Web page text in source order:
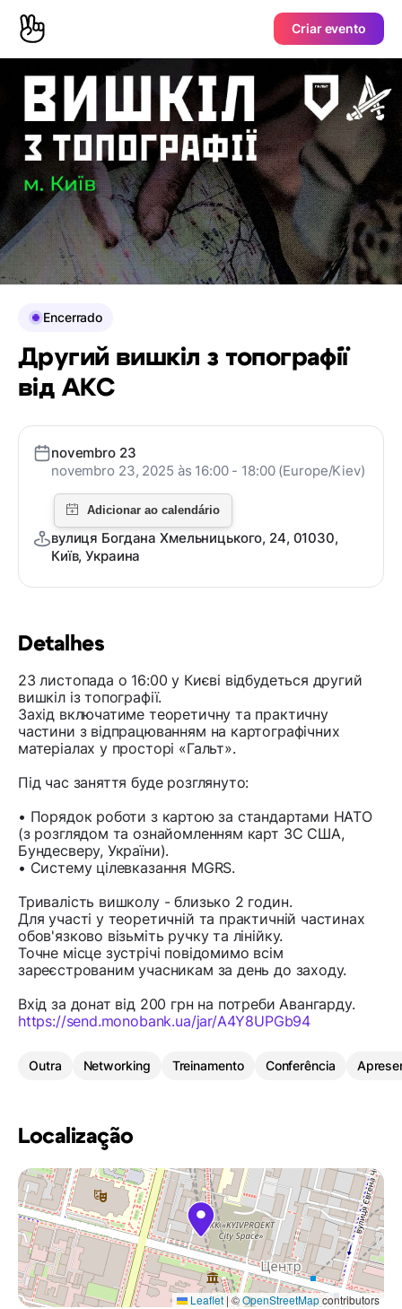
Criar evento
Detalhes
23 листопада о 16:00 у Києві відбудеться другий
вишкіл із топографії.
Захід включатиме теоретичну та практичну
частини з відпрацюванням на картографічних
матеріалах у просторі «Гальт».
Під час заняття буде розглянуто:
• Порядок роботи з картою за стандартами НАТО
(з розглядом та ознайомленням карт ЗС США,
Бундесверу, України).
• Систему цілевказання MGRS.
Тривалість вишколу - близько 2 годин.
Для участі у теоретичній та практичній частинах
обов'язково візьміть ручку та лінійку.
Точне місце зустрічі повідомимо всім
зареєстрованим учасникам за день до заходу.
Вхід за донат від 200 грн на потреби Авангарду.
https://send.monobank.ua/jar/A4Y8UPGb94
Outra Networking Treinamento Conferência
Localização
Leaflet|©OpenStreetMapcontributors
Encerrado
Другий вишкіл з топографії
від АКС
novembro 23
novembro 23, 2025 às 16:00 - 18:00 (Europe/Kiev)
вулиця Богдана Хмельницького, 24, 01030,
Київ, Украина